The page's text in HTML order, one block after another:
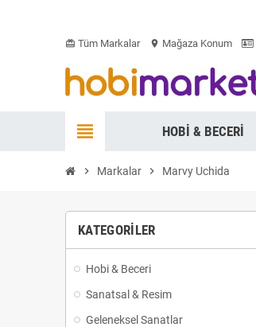
card_giftcard Tüm Markalar location_on Mağaza Konum
view_headline HOBI & BECERI
chevron_right Markalar chevron_right Marvy Uchida
KATEGORILER
Hobi & Beceri
Sanatsal & Resim
Geleneksel Sanatlar